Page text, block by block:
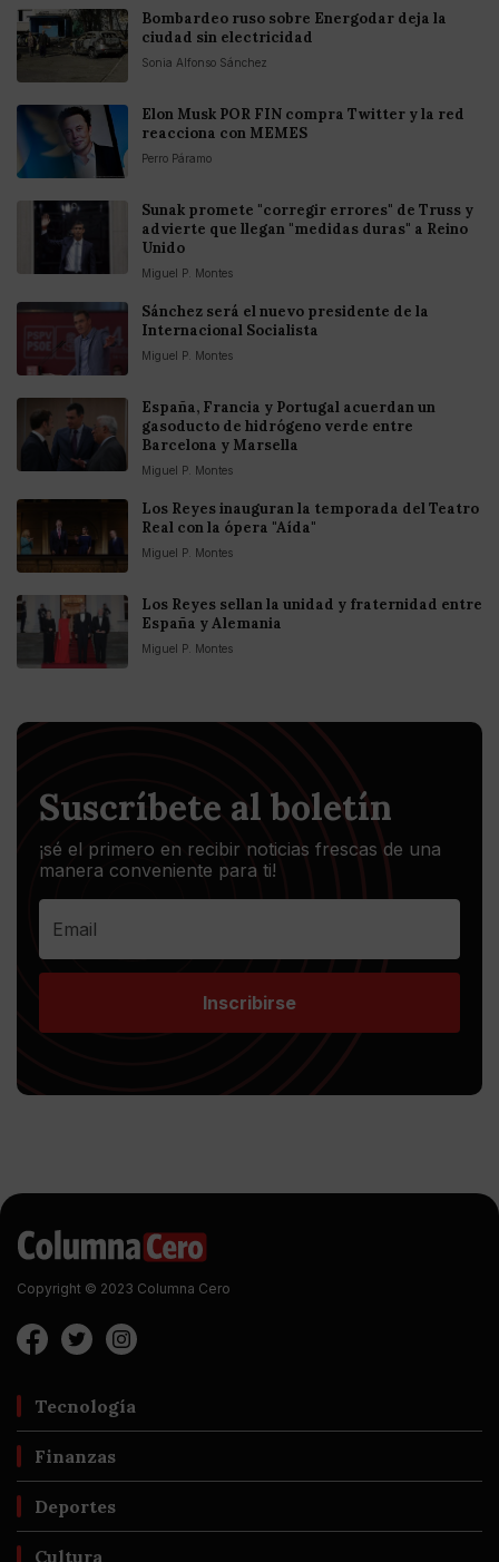
Bombardeo ruso sobre Energodar deja la
ciudad sin electricidad
Sonia Alfonso Sánchez
Elon Musk POR FIN compra Twitter y la red
reacciona con MEMES
Perro Páramo
Sunak promete "corregir errores" de Truss y
advierte que llegan "medidas duras" a Reino
Unido
Miguel P. Montes
Sánchez será el nuevo presidente de la
Internacional Socialista
Miguel P. Montes
España, Francia y Portugal acuerdan un
gasoducto de hidrógeno verde entre
Barcelona y Marsella
Miguel P. Montes
Los Reyes inauguran la temporada del Teatro
Real con la ópera "Aída"
Miguel P. Montes
Los Reyes sellan la unidad y fraternidad entre
España y Alemania
Miguel P. Montes
Suscríbete al boletín
¡sé el primero en recibir noticias frescas de una
manera conveniente para ti!
Inscribirse
Copyright © 2023 Columna Cero
Tecnología
Finanzas
Deportes
Cultura